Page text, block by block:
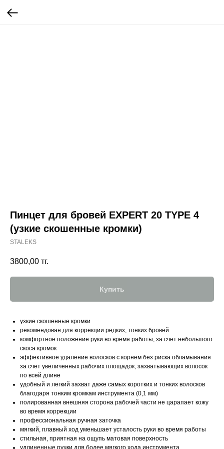
Пинцет для бровей EXPERT 20 TYPE 4
(узкие скошенные кромки)
STALEKS
3800,00 тг.
Купить
узкие скошенные кромки
рекомендован для коррекции редких, тонких бровей
комфортное положение руки во время работы, за счет небольшого
скоса кромок
эффективное удаление волосков с корнем без риска обламывания
за счет увеличенных рабочих площадок, захватывающих волосок
по всей длине
удобный и легкий захват даже самых коротких и тонких волосков
благодаря тонким кромкам инструмента (0,1 мм)
полированная внешняя сторона рабочей части не царапает кожу
во время коррекции
профессиональная ручная заточка
мягкий, плавный ход уменьшает усталость руки во время работы
стильная, приятная на ощупь матовая поверхность